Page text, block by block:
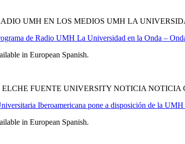
UMH EN LOS MEDIOS UMH LA
de Radio UMH La Universidad en la Onda –
in European Spanish.
FUENTE UNIVERSITY NOTICIA NOTICIA
Iberoamericana pone a disposición de la
in European Spanish.